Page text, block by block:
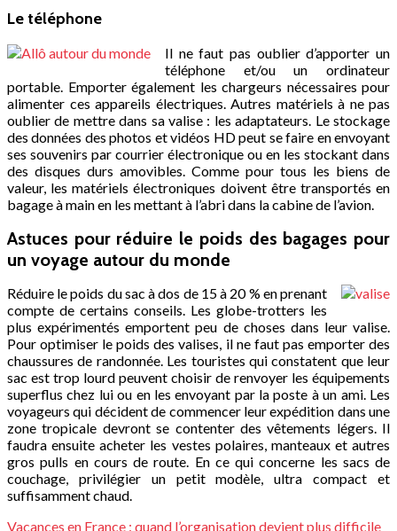
Le téléphone
Il ne faut pas oublier d’apporter un
téléphone et/ou un ordinateur
portable. Emporter également les chargeurs nécessaires pour
alimenter ces appareils électriques. Autres matériels à ne pas
oublier de mettre dans sa valise : les adaptateurs. Le stockage
des données des photos et vidéos HD peut se faire en envoyant
ses souvenirs par courrier électronique ou en les stockant dans
des disques durs amovibles. Comme pour tous les biens de
valeur, les matériels électroniques doivent être transportés en
bagage à main en les mettant à l’abri dans la cabine de l’avion.
Astuces pour réduire le poids des bagages pour
un voyage autour du monde
Réduire le poids du sac à dos de 15 à 20 % en prenant
compte de certains conseils. Les globe-trotters les
plus expérimentés emportent peu de choses dans leur valise.
Pour optimiser le poids des valises, il ne faut pas emporter des
chaussures de randonnée. Les touristes qui constatent que leur
sac est trop lourd peuvent choisir de renvoyer les équipements
superflus chez lui ou en les envoyant par la poste à un ami. Les
voyageurs qui décident de commencer leur expédition dans une
zone tropicale devront se contenter des vêtements légers. Il
faudra ensuite acheter les vestes polaires, manteaux et autres
gros pulls en cours de route. En ce qui concerne les sacs de
couchage, privilégier un petit modèle, ultra compact et
suffisamment chaud.
Vacances en France : quand l’organisation devient plus difficile